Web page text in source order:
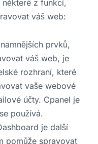
některé z funkcí,
váš web:
prvků,
váš web, je
rozhraní, které
vaše webové
účty. Cpanel je
používá.
je další
pomůže spravovat